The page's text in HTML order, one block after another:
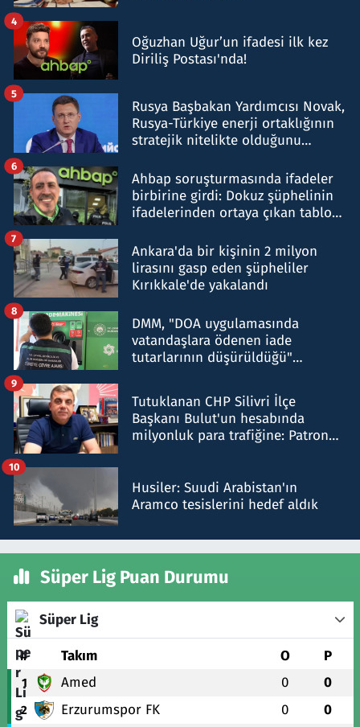
Oğuzhan Uğur’un ifadesi ilk kez
Diriliş Postası'nda!
4
Rusya Başbakan Yardımcısı Novak,
Rusya-Türkiye enerji ortaklığının
stratejik nitelikte olduğunu
5
Ahbap soruşturmasında ifadeler
birbirine girdi: Dokuz şüphelinin
ifadelerinden ortaya çıkan tablo
6
Ankara'da bir kişinin 2 milyon
lirasını gasp eden şüpheliler
Kırıkkale'de yakalandı
7
DMM, "DOA uygulamasında
vatandaşlara ödenen iade
tutarlarının düşürüldüğü"
8
Tutuklanan CHP Silivri İlçe
Başkanı Bulut'un hesabında
milyonluk para trafiğine: Patron
9
Husiler: Suudi Arabistan'ın
Aramco tesislerini hedef aldık
10
Süper Lig Puan Durumu
Süper Lig
# Takım O P
1 Amed 0 0
2 Erzurumspor FK 0 0